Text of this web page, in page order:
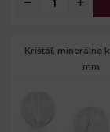
Krištáľ, minerálne
mm